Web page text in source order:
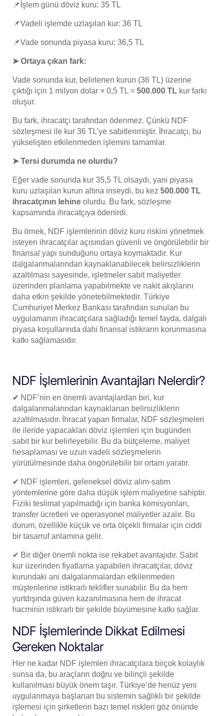
📌İşlem günü döviz kuru: 35 TL
📌Vadeli işlemde uzlaşılan kur: 36 TL
📌Vade sonunda piyasa kuru: 36,5 TL
➤ Ortaya çıkan fark:
Vade sonunda kur, belirlenen kurun (36 TL) üzerine
çıktığı için 1 milyon dolar × 0,5 TL = 500.000 TL kur farkı
oluşur.
Bu fark, ihracatçı tarafından ödenmez. Çünkü NDF
sözleşmesi ile kur 36 TL’ye sabitlenmiştir. İhracatçı, bu
yükselişten etkilenmeden işlemini tamamlar.
➤ Tersi durumda ne olurdu?
Eğer vade sonunda kur 35,5 TL olsaydı, yani piyasa
kuru uzlaşılan kurun altına inseydi, bu kez 500.000 TL
ihracatçının lehine olurdu. Bu fark, sözleşme
kapsamında ihracatçıya ödenirdi.
Bu örnek, NDF işlemlerinin döviz kuru riskini yönetmek
isteyen ihracatçılar açısından güvenli ve öngörülebilir bir
finansal yapı sunduğunu ortaya koymaktadır. Kur
dalgalanmalarından kaynaklanabilecek belirsizliklerin
azaltılması sayesinde, işletmeler sabit maliyetler
üzerinden planlama yapabilmekte ve nakit akışlarını
daha etkin şekilde yönetebilmektedir. Türkiye
Cumhuriyet Merkez Bankası tarafından sunulan bu
uygulamanın ihracatçılara sağladığı temel fayda, dalgalı
piyasa koşullarında dahi finansal istikrarın korunmasına
katkı sağlamasıdır.
NDF İşlemlerinin Avantajları Nelerdir?
✔ NDF’nin en önemli avantajlardan biri, kur
dalgalanmalarından kaynaklanan belirsizliklerin
azaltılmasıdır. İhracat yapan firmalar, NDF sözleşmeleri
ile ileride yapacakları döviz işlemleri için bugünden
sabit bir kur belirleyebilir. Bu da bütçeleme, maliyet
hesaplaması ve uzun vadeli sözleşmelerin
yürütülmesinde daha öngörülebilir bir ortam yaratır.
✔ NDF işlemleri, geleneksel döviz alım-satım
yöntemlerine göre daha düşük işlem maliyetine sahiptir.
Fiziki teslimat yapılmadığı için banka komisyonları,
transfer ücretleri ve operasyonel maliyetler azalır. Bu
durum, özellikle küçük ve orta ölçekli firmalar için ciddi
bir tasarruf anlamına gelir.
✔ Bir diğer önemli nokta ise rekabet avantajıdır. Sabit
kur üzerinden fiyatlama yapabilen ihracatçılar, döviz
kurundaki ani dalgalanmalardan etkilenmeden
müşterilerine istikrarlı teklifler sunabilir. Bu da hem
yurtdışında güven kazanılmasına hem de ihracat
hacminin istikrarlı bir şekilde büyümesine katkı sağlar.
NDF İşlemlerinde Dikkat Edilmesi
Gereken Noktalar
Her ne kadar NDF işlemleri ihracatçılara birçok kolaylık
sunsa da, bu araçların doğru ve bilinçli şekilde
kullanılması büyük önem taşır. Türkiye’de henüz yeni
uygulanmaya başlanan bu sistemin sağlıklı bir şekilde
işlemesi için şirketlerin bazı temel riskleri göz önünde